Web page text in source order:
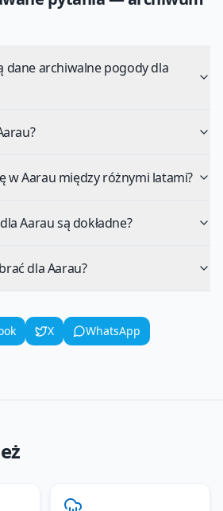
dane archiwalne pogody dla
w Aarau między różnymi latami?
Aarau są dokładne?
dla Aarau?
X
WhatsApp